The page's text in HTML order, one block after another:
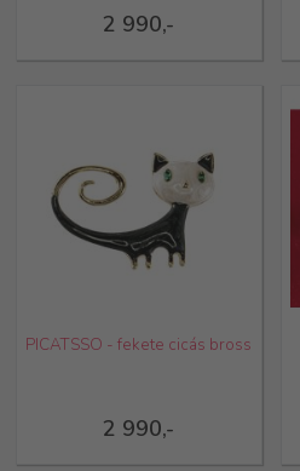
2 990,-
2 990,-
PICATSSO - fekete cicás bross